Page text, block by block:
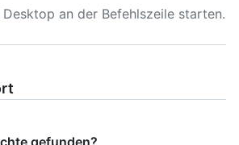
an der Befehlszeile starten.
gefunden?